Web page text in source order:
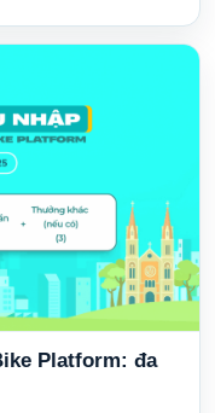
Platform: đa